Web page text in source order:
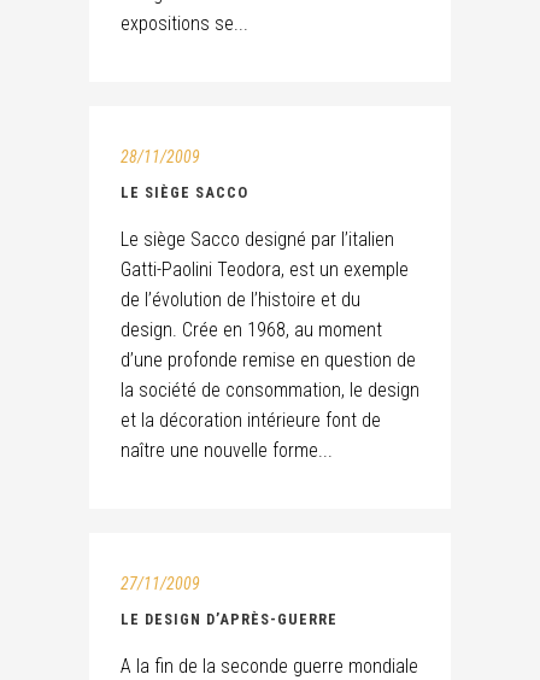
expositions se...
28/11/2009
LE SIÈGE SACCO
Le siège Sacco designé par l’italien
Gatti-Paolini Teodora, est un exemple
de l’évolution de l’histoire et du
design. Crée en 1968, au moment
d’une profonde remise en question de
la société de consommation, le design
et la décoration intérieure font de
naître une nouvelle forme...
27/11/2009
LE DESIGN D’APRÈS-GUERRE
A la fin de la seconde guerre mondiale